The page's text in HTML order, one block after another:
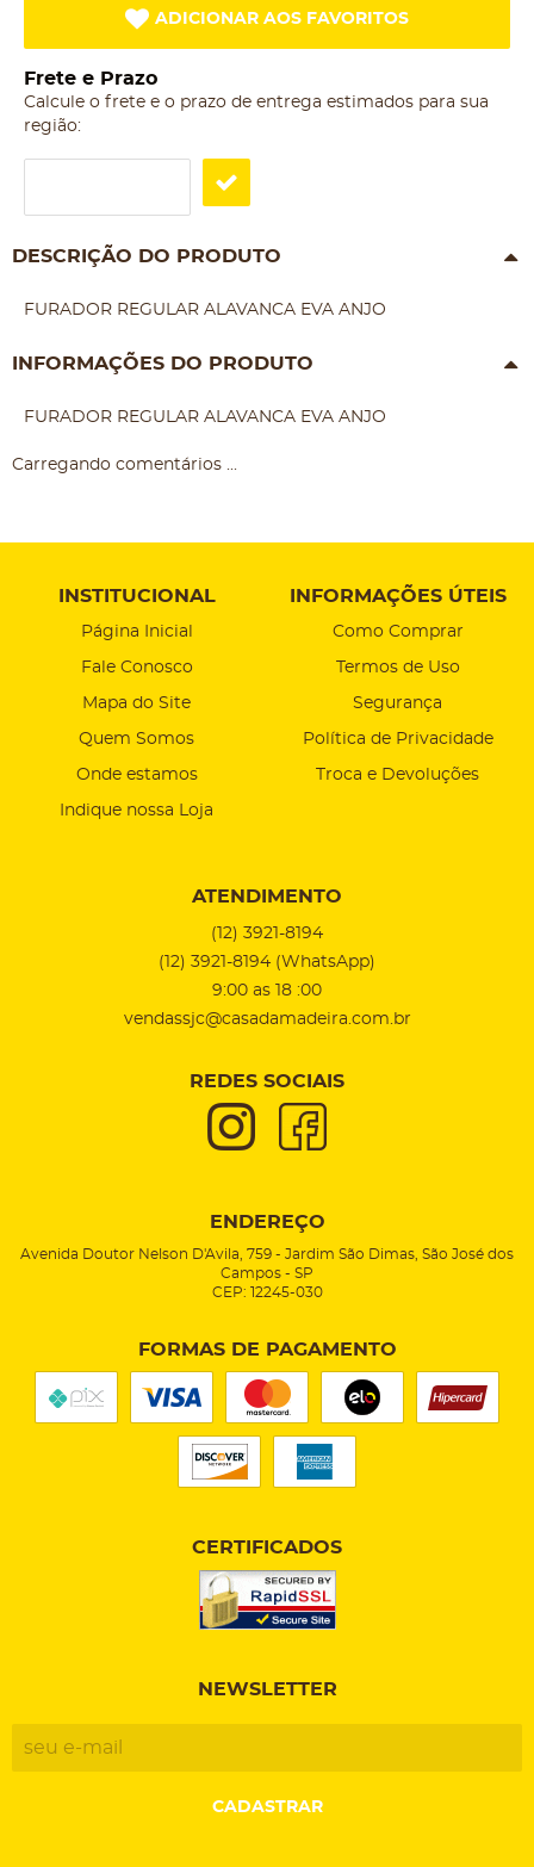
ADICIONAR AOS FAVORITOS
Frete e Prazo
Calcule o frete e o prazo de entrega estimados para sua
região:
DESCRIÇÃO DO PRODUTO
FURADOR REGULAR ALAVANCA EVA ANJO
INFORMAÇÕES DO PRODUTO
FURADOR REGULAR ALAVANCA EVA ANJO
Carregando comentários ...
INSTITUCIONAL
Página Inicial
Fale Conosco
Mapa do Site
Quem Somos
Onde estamos
Indique nossa Loja
INFORMAÇÕES ÚTEIS
Como Comprar
Termos de Uso
Segurança
Política de Privacidade
Troca e Devoluções
ATENDIMENTO
(12) 3921-8194
(12) 3921-8194 (WhatsApp)
9:00 as 18 :00
vendassjc@casadamadeira.com.br
REDES SOCIAIS
ENDEREÇO
Avenida Doutor Nelson D'Avila, 759 - Jardim São Dimas, São José dos
Campos - SP
CEP: 12245-030
FORMAS DE PAGAMENTO
CERTIFICADOS
NEWSLETTER
CADASTRAR